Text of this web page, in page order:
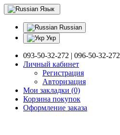
Язык
Russian
Укр
093-50-32-272 | 096-50-32-272
Личный кабинет
Регистрация
Авторизация
Мои закладки (0)
Корзина покупок
Оформление заказа